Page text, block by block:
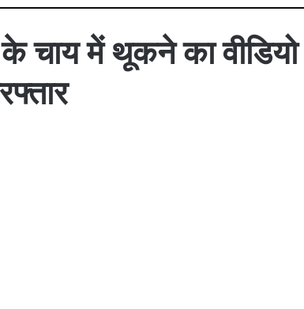
के चाय में थूकने का